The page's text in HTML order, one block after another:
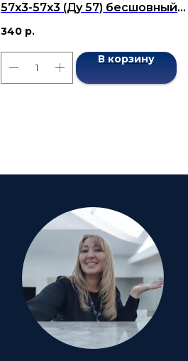
57x3-57х3 (Ду 57) бесшовный
340 р.
В корзину